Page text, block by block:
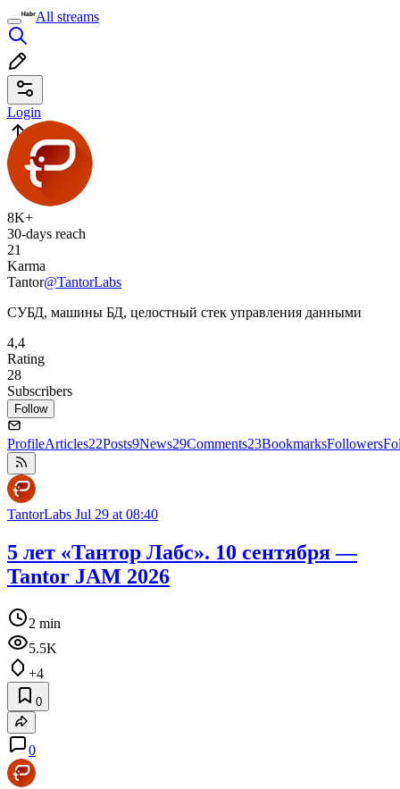
All streams
Login
8K+
30-days reach
21
Karma
Tantor@TantorLabs
СУБД, машины БД, целостный стек управления данными
4,4
Rating
28
Subscribers
Follow
ProfileArticles22Posts9News29Comments23BookmarksFollowers
TantorLabs Jul 29 at 08:40
5 лет «Тантор Лабс». 10 сентября —
Tantor JAM 2026
2 min
5.5K
+4
0
0